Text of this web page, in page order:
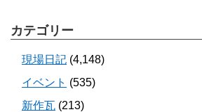
カテゴリー
現場日記 (4,148)
イベント (535)
新作瓦 (213)